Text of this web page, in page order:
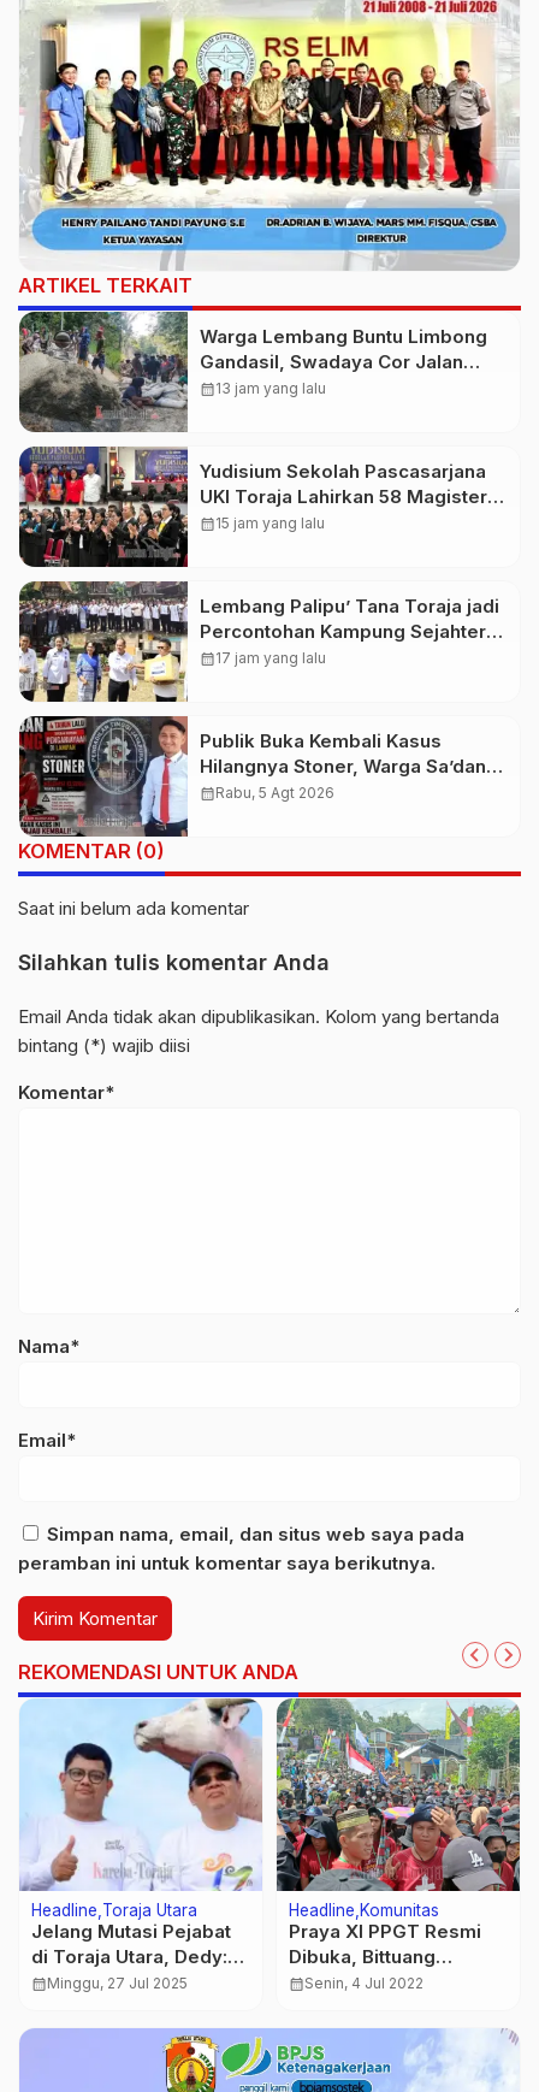
ARTIKEL TERKAIT
Warga Lembang Buntu Limbong
Gandasil, Swadaya Cor Jalan
Sepanjang 500 Meter
calendar_month13 jam yang lalu
Yudisium Sekolah Pascasarjana
UKI Toraja Lahirkan 58 Magister
Baru
calendar_month15 jam yang lalu
Lembang Palipu’ Tana Toraja jadi
Percontohan Kampung Sejahtera
oleh Kemensos
calendar_month17 jam yang lalu
Publik Buka Kembali Kasus
Hilangnya Stoner, Warga Sa’dan
Malimbong, DPRD dan
calendar_monthRabu, 5 Agt 2026
KOMENTAR (0)
Saat ini belum ada komentar
Silahkan tulis komentar Anda
Email Anda tidak akan dipublikasikan. Kolom yang bertanda
bintang (*) wajib diisi
Komentar*
Nama*
Email*
Simpan nama, email, dan situs web saya pada
peramban ini untuk komentar saya berikutnya.
REKOMENDASI UNTUK ANDA
Headline Toraja Utara
Jelang Mutasi Pejabat
di Toraja Utara, Dedy:
Tak Ada Dendam Politik
calendar_monthMinggu, 27 Jul 2025
Headline Komunitas
Praya XI PPGT Resmi
Dibuka, Bittuang
Dibanjiri Puluhan Ribu
calendar_monthSenin, 4 Jul 2022